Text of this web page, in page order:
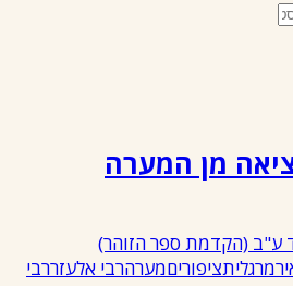
מן המערה
ע"ב (הקדמת ספר הזוהר)
מרגליתציפוריםמערהרבי אלעזררבי